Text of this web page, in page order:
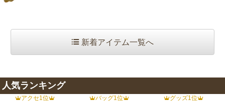
新着アイテム一覧へ
人気ランキング
アクセ1位 バッグ1位 グッズ1位